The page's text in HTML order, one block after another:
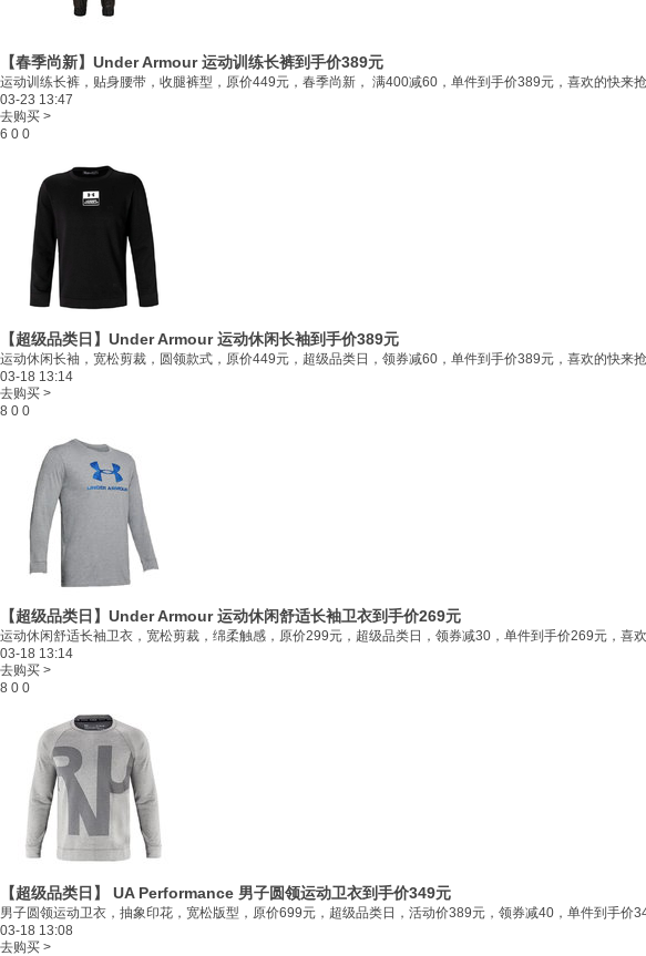
【春季尚新】Under Armour 运动训练长裤到手价389元
运动训练长裤，贴身腰带，收腿裤型，原价449元，春季尚新， 满400减60，单件到手价389元，喜欢的快来
03-23 13:47
去购买 >
6 0 0
【超级品类日】Under Armour 运动休闲长袖到手价389元
运动休闲长袖，宽松剪裁，圆领款式，原价449元，超级品类日，领券减60，单件到手价389元，喜欢的快来
03-18 13:14
去购买 >
8 0 0
【超级品类日】Under Armour 运动休闲舒适长袖卫衣到手价269元
运动休闲舒适长袖卫衣，宽松剪裁，绵柔触感，原价299元，超级品类日，领券减30，单件到手价269元，喜
03-18 13:14
去购买 >
8 0 0
【超级品类日】 UA Performance 男子圆领运动卫衣到手价349元
男子圆领运动卫衣，抽象印花，宽松版型，原价699元，超级品类日，活动价389元，领券减40，单件到手价
03-18 13:08
去购买 >